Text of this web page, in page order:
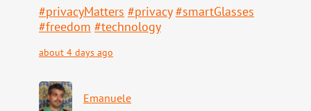
#privacyMatters #privacy #smartGlasses
#freedom #technology
about 4 days ago
Emanuele